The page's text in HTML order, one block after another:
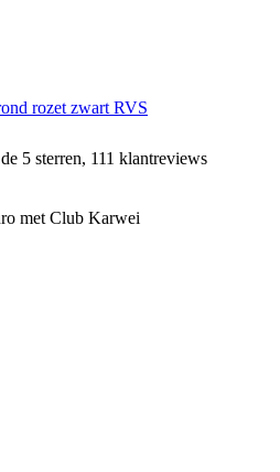
rozet zwart RVS
5 sterren, 111 klantreviews
met Club Karwei